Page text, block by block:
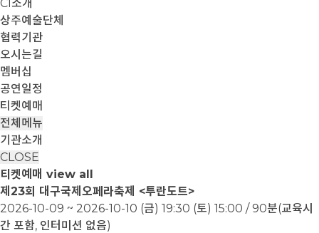
CI소개
상주예술단체
협력기관
오시는길
멤버십
공연일정
티켓예매
전체메뉴
기관소개
CLOSE
티켓예매 view all
제23회 대구국제오페라축제 <투란도트>
2026-10-09 ~ 2026-10-10 (금) 19:30 (토) 15:00 / 90분(교육시
간 포함, 인터미션 없음)